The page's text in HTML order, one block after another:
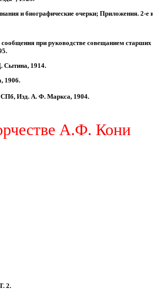
и биографические очерки; Приложения. 2-е
при руководстве совещанием
Сытина, 1914.
1906.
СПб, Изд. А. Ф. Маркса, 1904.
А.Ф. Кони
2.